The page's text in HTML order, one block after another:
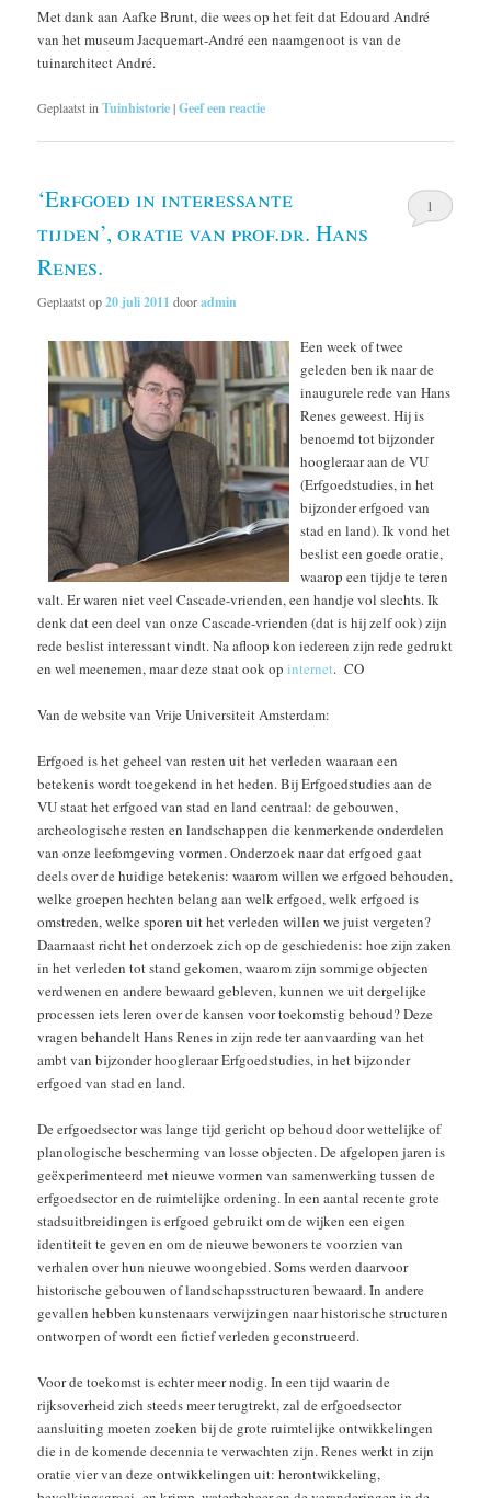
Met dank aan Aafke Brunt, die wees op het feit dat Edouard André
van het museum Jacquemart-André een naamgenoot is van de
tuinarchitect André.
Geplaatst inTuinhistorie|Geef een reactie
‘Erfgoed in interessante
tijden’, oratie van prof.dr. Hans
Renes.
Geplaatst op20 juli 2011 dooradmin
1
Een week of twee
geleden ben ik naar de
inaugurele rede van Hans
Renes geweest. Hij is
benoemd tot bijzonder
hoogleraar aan de VU
(Erfgoedstudies, in het
bijzonder erfgoed van
stad en land). Ik vond het
beslist een goede oratie,
waarop een tijdje te teren
valt. Er waren niet veel Cascade-vrienden, een handje vol slechts. Ik
denk dat een deel van onze Cascade-vrienden (dat is hij zelf ook) zijn
rede beslist interessant vindt. Na afloop kon iedereen zijn rede gedrukt
en wel meenemen, maar deze staat ook opinternet. CO
Van de website van Vrije Universiteit Amsterdam:
Erfgoed is het geheel van resten uit het verleden waaraan een
betekenis wordt toegekend in het heden. Bij Erfgoedstudies aan de
VU staat het erfgoed van stad en land centraal: de gebouwen,
archeologische resten en landschappen die kenmerkende onderdelen
van onze leefomgeving vormen. Onderzoek naar dat erfgoed gaat
deels over de huidige betekenis: waarom willen we erfgoed behouden,
welke groepen hechten belang aan welk erfgoed, welk erfgoed is
omstreden, welke sporen uit het verleden willen we juist vergeten?
Daarnaast richt het onderzoek zich op de geschiedenis: hoe zijn zaken
in het verleden tot stand gekomen, waarom zijn sommige objecten
verdwenen en andere bewaard gebleven, kunnen we uit dergelijke
processen iets leren over de kansen voor toekomstig behoud? Deze
vragen behandelt Hans Renes in zijn rede ter aanvaarding van het
ambt van bijzonder hoogleraar Erfgoedstudies, in het bijzonder
erfgoed van stad en land.
De erfgoedsector was lange tijd gericht op behoud door wettelijke of
planologische bescherming van losse objecten. De afgelopen jaren is
geëxperimenteerd met nieuwe vormen van samenwerking tussen de
erfgoedsector en de ruimtelijke ordening. In een aantal recente grote
stadsuitbreidingen is erfgoed gebruikt om de wijken een eigen
identiteit te geven en om de nieuwe bewoners te voorzien van
verhalen over hun nieuwe woongebied. Soms werden daarvoor
historische gebouwen of landschapsstructuren bewaard. In andere
gevallen hebben kunstenaars verwijzingen naar historische structuren
ontworpen of wordt een fictief verleden geconstrueerd.
Voor de toekomst is echter meer nodig. In een tijd waarin de
rijksoverheid zich steeds meer terugtrekt, zal de erfgoedsector
aansluiting moeten zoeken bij de grote ruimtelijke ontwikkelingen
die in de komende decennia te verwachten zijn. Renes werkt in zijn
oratie vier van deze ontwikkelingen uit: herontwikkeling,